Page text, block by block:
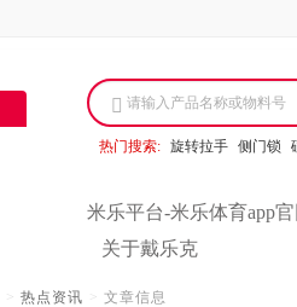
请输入产品名称或物料号
热门搜索: 旋转拉手 侧门锁
米乐平台-米乐体育app
关于戴乐克
> 热点资讯 > 文章信息